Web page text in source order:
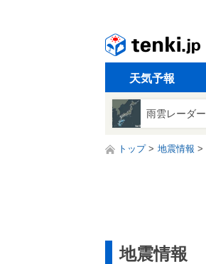
天気予報
雨雲レーダー
トップ 地震情報
地震情報